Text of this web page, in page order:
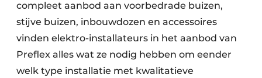
compleet aanbod aan voorbedrade buizen,
stijve buizen, inbouwdozen en accessoires
vinden elektro-installateurs in het aanbod van
Preflex alles wat ze nodig hebben om eender
welk type installatie met kwalitatieve